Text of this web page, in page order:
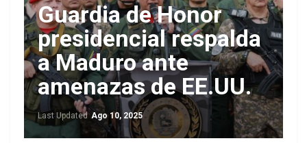
Guardia de Honor
presidencial respalda
a Maduro ante
amenazas de EE.UU.
Last UpdatedAgo 10, 2025